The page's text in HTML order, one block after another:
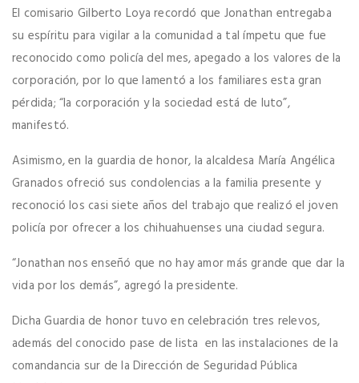
El comisario Gilberto Loya recordó que Jonathan entregaba
su espíritu para vigilar a la comunidad a tal ímpetu que fue
reconocido como policía del mes, apegado a los valores de la
corporación, por lo que lamentó a los familiares esta gran
pérdida; “la corporación y la sociedad está de luto”,
manifestó.
Asimismo, en la guardia de honor, la alcaldesa María Angélica
Granados ofreció sus condolencias a la familia presente y
reconoció los casi siete años del trabajo que realizó el joven
policía por ofrecer a los chihuahuenses una ciudad segura.
“Jonathan nos enseñó que no hay amor más grande que dar la
vida por los demás”, agregó la presidente.
Dicha Guardia de honor tuvo en celebración tres relevos,
además del conocido pase de lista en las instalaciones de la
comandancia sur de la Dirección de Seguridad Pública